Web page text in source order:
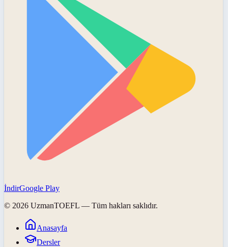
İndirGoogle Play
© 2026 UzmanTOEFL — Tüm hakları saklıdır.
Anasayfa
Dersler